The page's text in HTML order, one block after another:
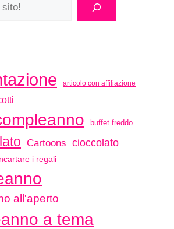
articolo con affiliazione
buffet freddo
Cartoons cioccolato
i regali
all'aperto
a tema